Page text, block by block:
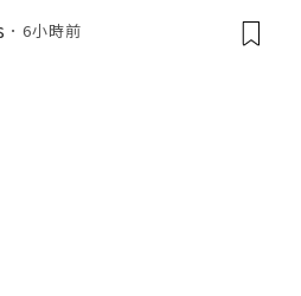
6小時前